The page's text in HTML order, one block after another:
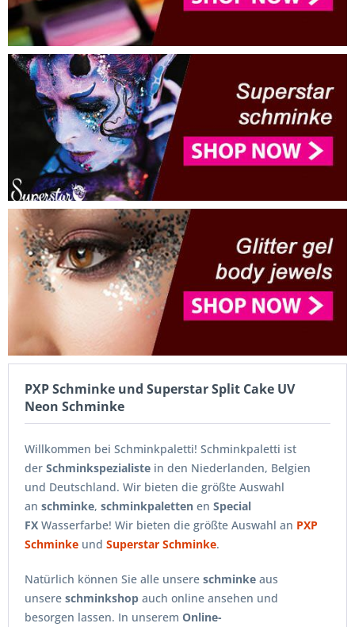
PXP Schminke und Superstar Split Cake UV
Neon Schminke
Willkommen bei Schminkpaletti! Schminkpaletti ist
der Schminkspezialiste in den Niederlanden, Belgien
und Deutschland. Wir bieten die größte Auswahl
an schminke, schminkpaletten en Special
FX Wasserfarbe! Wir bieten die größte Auswahl an PXP
Schminke und Superstar Schminke.
Natürlich können Sie alle unsere schminke aus
unsere schminkshop auch online ansehen und
besorgen lassen. In unserem Online-